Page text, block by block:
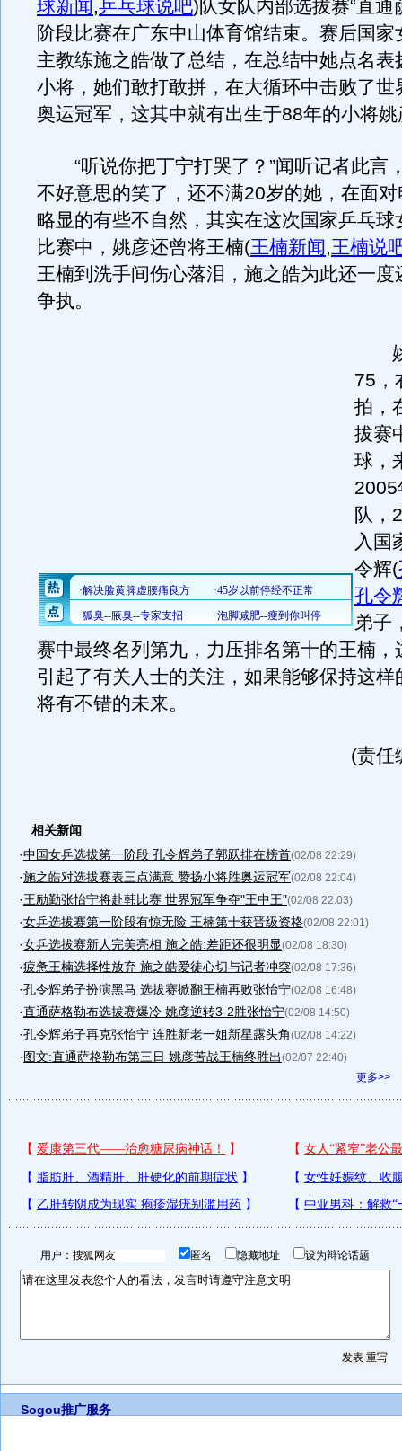
球新闻,乒乓球说吧)队女队内部选拔赛“直通
阶段比赛在广东中山体育馆结束。赛后国家
主教练施之皓做了总结，在总结中她点名表
小将，她们敢打敢拼，在大循环中击败了世
奥运冠军，这其中就有出生于88年的小将姚
“听说你把丁宁打哭了？”闻听记者此言
不好意思的笑了，还不满20岁的她，在面
略显的有些不自然，其实在这次国家乒乓球
比赛中，姚彦还曾将王楠(王楠新闻,王楠说
王楠到洗手间伤心落泪，施之皓为此还一度
争执。
姚
75，
拍，
拔赛
球，
2005
队，
入国
令辉(
孔令
弟子
赛中最终名列第九，力压排名第十的王楠，
引起了有关人士的关注，如果能够保持这样
将有不错的未来。
(责任
相关新闻
·中国女乒选拔第一阶段 孔令辉弟子郭跃排在榜首(02/08 22:29)
·施之皓对选拔赛表三点满意 赞扬小将胜奥运冠军(02/08 22:04)
·王励勤张怡宁将赴韩比赛 世界冠军争夺"王中王"(02/08 22:03)
·女乒选拔赛第一阶段有惊无险 王楠第十获晋级资格(02/08 22:01)
·女乒选拔赛新人完美亮相 施之皓:差距还很明显(02/08 18:30)
·疲惫王楠选择性放弃 施之皓爱徒心切与记者冲突(02/08 17:36)
·孔令辉弟子扮演黑马 选拔赛掀翻王楠再败张怡宁(02/08 16:48)
·直通萨格勒布选拔赛爆冷 姚彦逆转3-2胜张怡宁(02/08 14:50)
·孔令辉弟子再克张怡宁 连胜新老一姐新星露头角(02/08 14:22)
·图文:直通萨格勒布第三日 姚彦苦战王楠终胜出(02/07 22:40)
更多>>
用户： 匿名 隐藏地址 设为辩论话题
Sogou推广服务